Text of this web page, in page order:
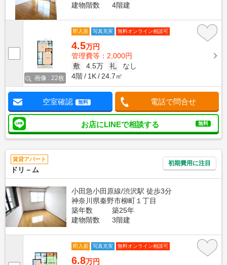
建物階数
4階建
画像 : 22枚
即入居 写真充実 無料オンライン相談可
4.5万円
管理費等：2,000円
敷
4.5万 礼
なし
4階
1K 24.7㎡
空室確認 無料 電話で問合せ
お店にLINEで相談する 無料
賃貸アパート
ドリ－ム
初期費用に注目
小田急小田原線/渋沢駅 徒歩3分
神奈川県秦野市柳町１丁目
築年数
築25年
建物階数
3階建
即入居 写真充実 無料オンライン相談可
6.8万円